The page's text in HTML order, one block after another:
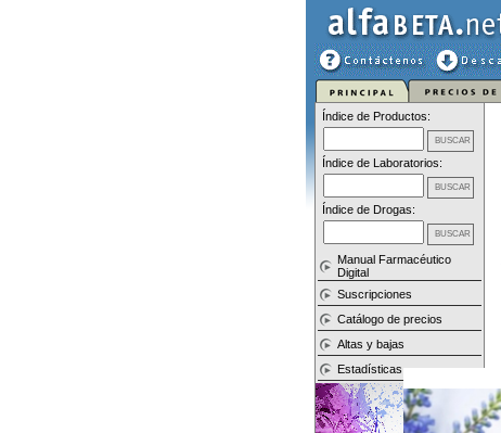
Índice de Productos:
Índice de Laboratorios:
Índice de Drogas:
Manual Farmacéutico
Digital
Suscripciones
Catálogo de precios
Altas y bajas
Estadísticas